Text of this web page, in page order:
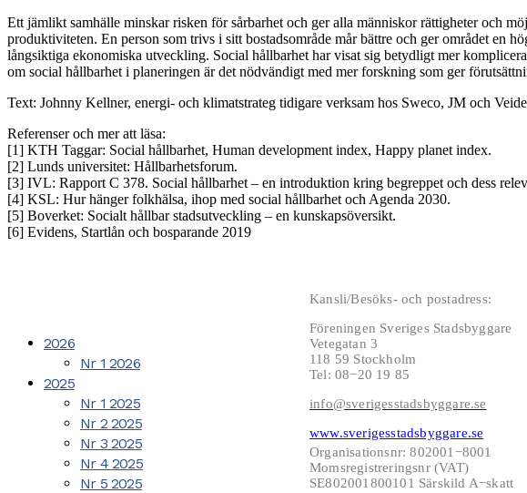
Ett jämlikt samhälle minskar risken för sårbarhet och ger alla människor rättigheter och
produktiviteten. En person som trivs i sitt bostadsområde mår bättre och ger området en
långsiktiga ekonomiska utveckling. Social hållbarhet har visat sig betydligt mer
om social hållbarhet i planeringen är det nödvändigt med mer forskning som ger
Text: Johnny Kellner, energi- och klimatstrateg tidigare verksam hos Sweco, JM och
Referenser och mer att läsa:
[1] KTH Taggar: Social hållbarhet, Human development index, Happy planet index.
[2] Lunds universitet: Hållbarhetsforum.
[3] IVL: Rapport C 378. Social hållbarhet – en introduktion kring begreppet och dess
[4] KSL: Hur hänger folkhälsa, ihop med social hållbarhet och Agenda 2030.
[5] Boverket: Socialt hållbar stadsutveckling – en kunskapsöversikt.
[6] Evidens, Startlån och bosparande 2019
2026
Nr 1 2026
2025
Nr 1 2025
Nr 2 2025
Nr 3 2025
Nr 4 2025
Nr 5 2025
Kansli/Besöks- och postadress:
Föreningen Sveriges Stadsbyggare
Vetegatan 3
118 59 Stockholm
Tel: 08−20 19 85
info@sverigesstadsbyggare.se
www.sverigesstadsbyggare.se
Organisationsnr: 802001−8001
Momsregistreringsnr (VAT)
SE802001800101 Särskild A−skatt